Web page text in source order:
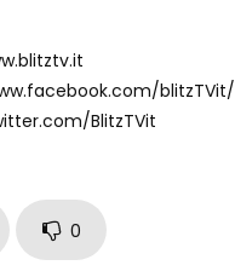
blitzTVit/
BlitzTVit
0